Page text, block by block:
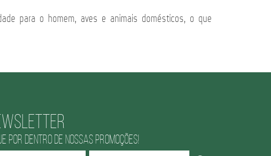
para o homem, aves e animais domésticos, o que
POR DENTRO DE NOSSAS PROMOÇÕES!